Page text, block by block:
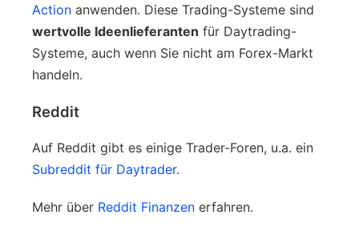
Action anwenden. Diese Trading-Systeme sind
wertvolle Ideenlieferanten für Daytrading-
Systeme, auch wenn Sie nicht am Forex-Markt
handeln.
Reddit
Auf Reddit gibt es einige Trader-Foren, u.a. ein
Subreddit für Daytrader.
Mehr über Reddit Finanzen erfahren.